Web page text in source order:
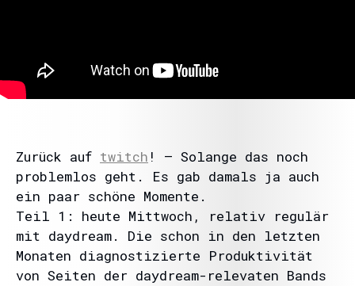
Zurück auf twitch ! – Solange das noch
problemlos geht. Es gab damals ja auch
ein paar schöne Momente.
Teil 1: heute Mittwoch, relativ regulär
mit daydream. Die schon in den letzten
Monaten diagnostizierte Produktivität
von Seiten der daydream-relevaten Bands